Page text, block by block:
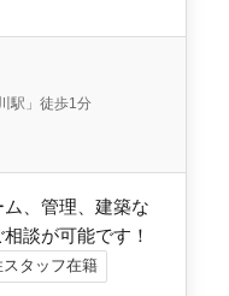
駅」徒歩1分
、管理、建築な
談が可能です！
スタッフ在籍